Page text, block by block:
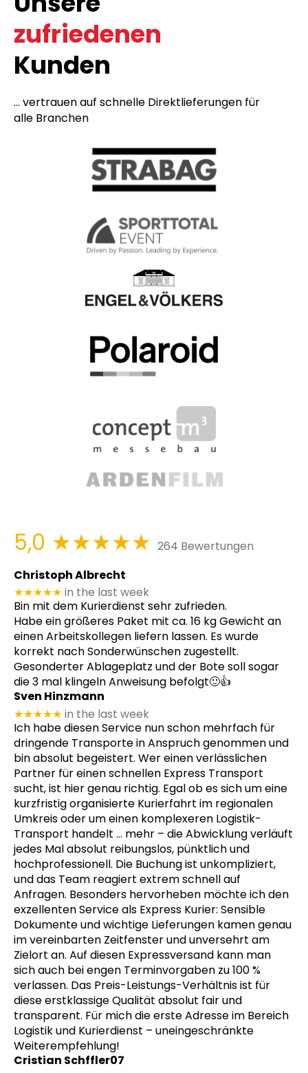
zufriedenen
Kunden
... vertrauen auf schnelle Direktlieferungen für
alle Branchen
5,0 ★★★★★ 264 Bewertungen
Christoph Albrecht
★★★★★ in the last week
Bin mit dem Kurierdienst sehr zufrieden.
Habe ein größeres Paket mit ca. 16 kg Gewicht an
einen Arbeitskollegen liefern lassen. Es wurde
korrekt nach Sonderwünschen zugestellt.
Gesonderter Ablageplatz und der Bote soll sogar
die 3 mal klingeln Anweisung befolgt🙂👍
Sven Hinzmann
★★★★★ in the last week
Ich habe diesen Service nun schon mehrfach für
dringende Transporte in Anspruch genommen und
bin absolut begeistert. Wer einen verlässlichen
Partner für einen schnellen Express Transport
sucht, ist hier genau richtig. Egal ob es sich um eine
kurzfristig organisierte Kurierfahrt im regionalen
Umkreis oder um einen komplexeren Logistik-
Transport handelt … mehr – die Abwicklung verläuft
jedes Mal absolut reibungslos, pünktlich und
hochprofessionell. Die Buchung ist unkompliziert,
und das Team reagiert extrem schnell auf
Anfragen. Besonders hervorheben möchte ich den
exzellenten Service als Express Kurier: Sensible
Dokumente und wichtige Lieferungen kamen genau
im vereinbarten Zeitfenster und unversehrt am
Zielort an. Auf diesen Expressversand kann man
sich auch bei engen Terminvorgaben zu 100 %
verlassen. Das Preis-Leistungs-Verhältnis ist für
diese erstklassige Qualität absolut fair und
transparent. Für mich die erste Adresse im Bereich
Logistik und Kurierdienst – uneingeschränkte
Weiterempfehlung!
Cristian Schffler07